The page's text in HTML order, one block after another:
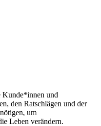
Kunde*innen und
den Ratschlägen und der
um
Leben verändern.